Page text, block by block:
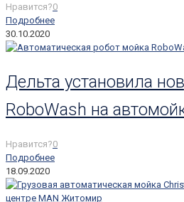
Нравится?0
Подробнее
30.10.2020
Дельта установила
RoboWash на
Нравится?0
Подробнее
18.09.2020